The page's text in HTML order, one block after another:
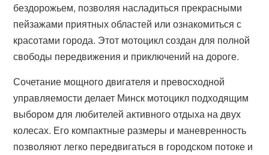
бездорожьем, позволяя насладиться прекрасными
пейзажами приятных областей или ознакомиться с
красотами города. Этот мотоцикл создан для полной
свободы передвижения и приключений на дороге.
Сочетание мощного двигателя и превосходной
управляемости делает Минск мотоцикл подходящим
выбором для любителей активного отдыха на двух
колесах. Его компактные размеры и маневренность
позволяют легко передвигаться в городском потоке и